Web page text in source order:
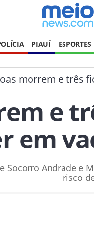
PIAUÍ ESPORTES
morrem e três
e
em
Andrade e
risco